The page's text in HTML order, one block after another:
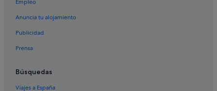
Empleo
Anuncia tu alojamiento
Publicidad
Prensa
Búsquedas
Viajes a España